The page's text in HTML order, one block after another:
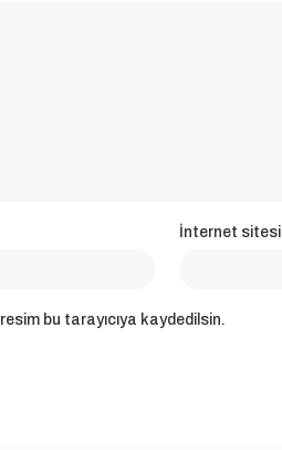
İnternet sitesi
bu tarayıcıya kaydedilsin.